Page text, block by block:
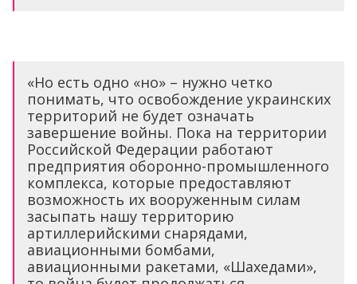
«Но есть одно «но» – нужно четко
понимать, что освобождение украинских
территорий не будет означать
завершение войны. Пока на территории
Российской Федерации работают
предприятия оборонно-промышленного
комплекса, которые предоставляют
возможность их вооруженным силам
засыпать нашу территорию
артиллерийскими снарядами,
авиационными бомбами,
авиационными ракетами, «Шахедами»,